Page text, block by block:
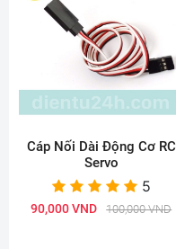
Cáp Nối Dài Động Cơ RC
Servo
5
90,000 VND 100,000 VND